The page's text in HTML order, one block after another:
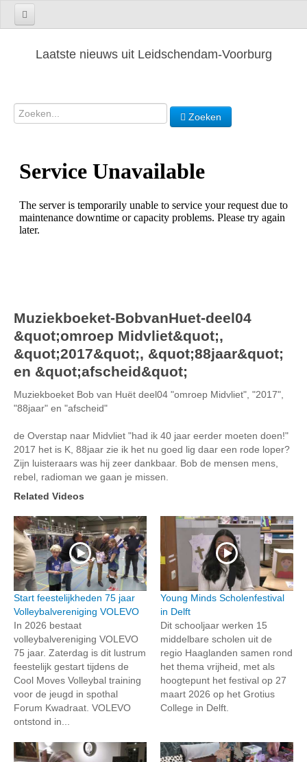
Laatste nieuws uit Leidschendam-Voorburg
Zoeken
Muziekboeket-BobvanHuet-deel04
&quot;omroep Midvliet&quot;,
&quot;2017&quot;, &quot;88jaar&quot;
en &quot;afscheid&quot;
Muziekboeket Bob van Huët deel04 "omroep Midvliet", "2017",
"88jaar" en "afscheid"
de Overstap naar Midvliet "had ik 40 jaar eerder moeten doen!"
2017 het is K, 88jaar zie ik het nu goed lig daar een rode loper?
Zijn luisteraars was hij zeer dankbaar. Bob de mensen mens,
rebel, radioman we gaan je missen.
Related Videos
Start feestelijkheden 75 jaar
Volleybalvereniging VOLEVO
In 2026 bestaat
volleybalvereniging VOLEVO
75 jaar. Zaterdag is dit lustrum
feestelijk gestart tijdens de
Cool Moves Volleybal training
voor de jeugd in spothal
Forum Kwadraat. VOLEVO
ontstond in...
Young Minds Scholenfestival
in Delft
Dit schooljaar werken 15
middelbare scholen uit de
regio Haaglanden samen rond
het thema vrijheid, met als
hoogtepunt het festival op 27
maart 2026 op het Grotius
College in Delft.